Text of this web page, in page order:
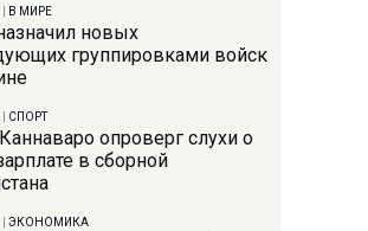
В МИРЕ
новых
группировками войск
СПОРТ
опроверг слухи о
в сборной
ЭКОНОМИКА